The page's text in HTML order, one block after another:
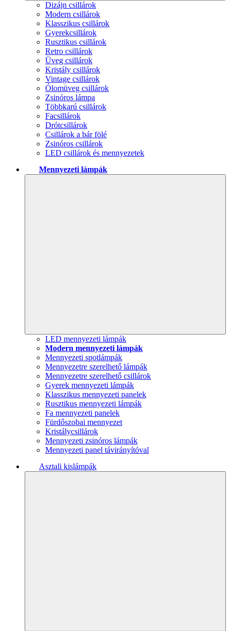
Dizájn csillárok
Modern csillárok
Klasszikus csillárok
Gyerekcsillárok
Rusztikus csillárok
Retro csillárok
Üveg csillárok
Kristály csillárok
Vintage csillárok
Ólomüveg csillárok
Zsinóros lámpa
Többkarú csillárok
Facsillárok
Drótcsillárok
Csillárok a bár fölé
Zsinóros csillárok
LED csillárok és mennyezetek
Mennyezeti lámpák
LED mennyezeti lámpák
Modern mennyezeti lámpák
Mennyezeti spotlámpák
Mennyezetre szerelhető lámpák
Mennyezetre szerelhető csillárok
Gyerek mennyezeti lámpák
Klasszikus mennyezeti panelek
Rusztikus mennyezeti lámpák
Fa mennyezeti panelek
Fürdőszobai mennyezet
Kristálycsillárok
Mennyezeti zsinóros lámpák
Mennyezeti panel távirányítóval
Asztali kislámpák